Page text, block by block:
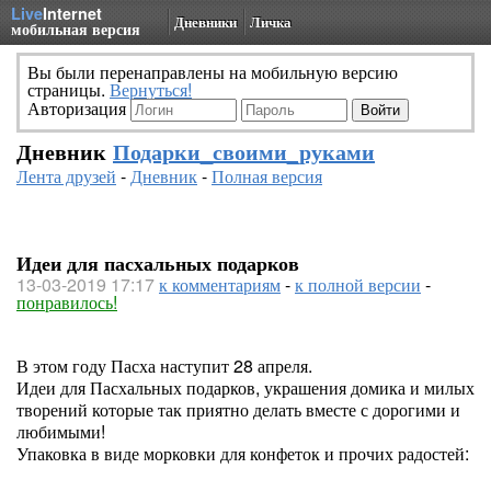
LiveInternet
мобильная версия Дневники Личка
Вы были перенаправлены на мобильную версию
страницы. Вернуться!
Авторизация
Дневник Подарки_своими_руками
Лента друзей -Дневник-Полная версия
Идеи для пасхальных подарков
13-03-2019 17:17к комментариям-к полной версии -
понравилось!
В этом году Пасха наступит 28 апреля.
Идеи для Пасхальных подарков, украшения домика и милых
творений которые так приятно делать вместе с дорогими и
любимыми!
Упаковка в виде морковки для конфеток и прочих радостей: